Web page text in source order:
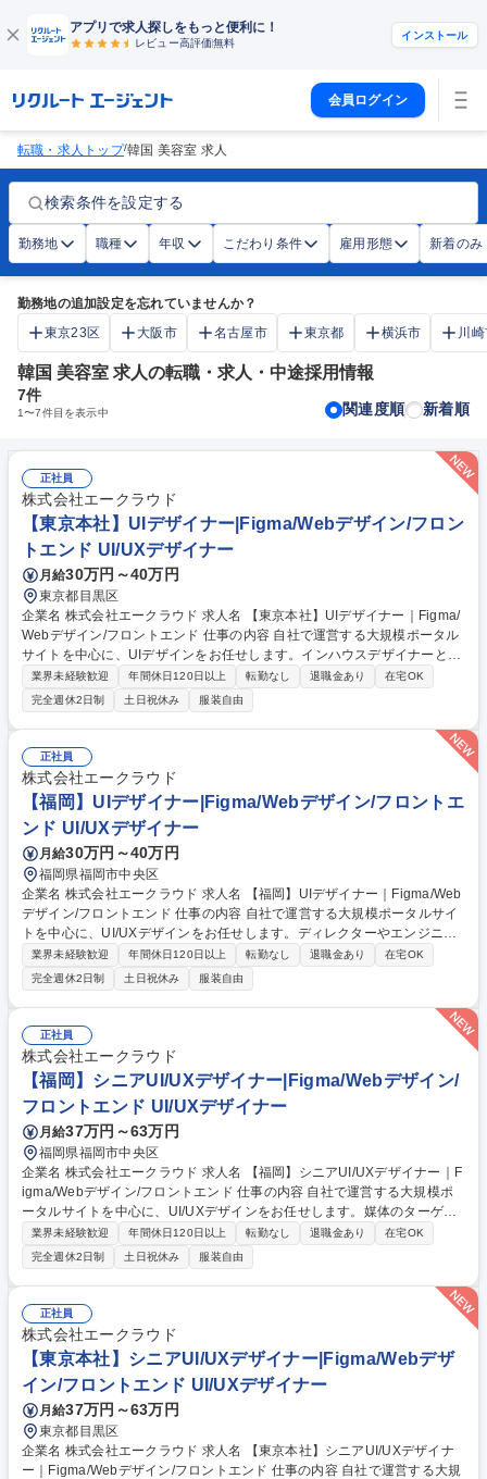
アプリで求人探しをもっと便利に！
レビュー高評価無料
インストール
会員ログイン
転職・求人トップ/韓国 美容室 求人
検索条件を設定する
勤務地 職種 年収 こだわり条件 雇用形態 新着のみ
勤務地の追加設定を忘れていませんか？
東京23区
大阪市 名古屋市 東京都 横浜市 川
韓国 美容室 求人の転職・求人・中途採用情報
7件
1〜7件目を表示中 関連度順 新着順
正社員
株式会社エークラウド
【東京本社】UIデザイナー|Figma/Webデザイン/フロン
トエンド UI/UXデザイナー
月給30万円～40万円
東京都目黒区
企業名 株式会社エークラウド 求人名 【東京本社】UIデザイナー｜Figma/
Webデザイン/フロントエンド 仕事の内容 自社で運営する大規模ポータル
サイトを中心に、UIデザインをお任せします。インハウスデザイナーとし
て、ディレクターやエンジニアと連携しながら、ユーザーにとって使いや
すい画面づくりを担当していただきます。 ■Webサービス・スマートフォ
ン向けUIデザイン ■ワイヤーフレームをもとにした画面デザイン制作 ■Fig
maを用いたUI制作 ■デザインシステム・コンポーネントを利用した画面設
計 ■ディレクター・エンジニアとの仕様確認 ■デザインレビューへの参
加・改善対応 募集職種 【東京本社】UIデザイナー｜Figma/Webデザイン/
フロントエンド
業界未経験歓迎 年間休日120日以上 転勤なし 退職金あり
在宅OK
完全週休2日制
土日祝休み 服装自由
正社員
株式会社エークラウド
【福岡】UIデザイナー|Figma/Webデザイン/フロントエ
ンド UI/UXデザイナー
月給30万円～40万円
福岡県福岡市中央区
企業名 株式会社エークラウド 求人名 【福岡】UIデザイナー｜Figma/Web
デザイン/フロントエンド 仕事の内容 自社で運営する大規模ポータルサイ
トを中心に、UI/UXデザインをお任せします。ディレクターやエンジニア
と連携しながら、ユーザーにとって使いやすい画面づくりを担当していた
だきます。 ■Webサービス・スマートフォン向けUIデザイン ■ワイヤーフ
レームをもとにした画面デザイン制作 ■Figmaを用いたUI制作 ■デザイン
システム・コンポーネントを利用した画面設計 ■ディレクター・エンジニ
アとの仕様確認 ■デザインレビューへの参加・改善対応 募集職種 【福
岡】UIデザイナー｜Figma/Webデザイン/フロントエンド
業界未経験歓迎 年間休日120日以上 転勤なし 退職金あり
在宅OK
完全週休2日制
土日祝休み 服装自由
正社員
株式会社エークラウド
【福岡】シニアUI/UXデザイナー|Figma/Webデザイン/
フロントエンド UI/UXデザイナー
月給37万円～63万円
福岡県福岡市中央区
企業名 株式会社エークラウド 求人名 【福岡】シニアUI/UXデザイナー｜F
igma/Webデザイン/フロントエンド 仕事の内容 自社で運営する大規模ポ
ータルサイトを中心に、UI/UXデザインをお任せします。媒体のターゲッ
トや目的に合わせ、戦略的なデザイン設計を行います。 ■課題定義、仮説
設計 ■UX / UI設計 ■データ分析、ユーザー／カスタマー調査 ■ポータルサ
イト内キャンペーンLPのデザイン ■ポスター・資料・POPなど販促物のデ
ザイン ※DTP制作は主にグラフィックチームが担当します 募集職種 【福
岡】シニアUI/UXデザイナー｜Figma/Webデザイン/フロントエンド
業界未経験歓迎 年間休日120日以上 転勤なし 退職金あり
在宅OK
完全週休2日制
土日祝休み 服装自由
正社員
株式会社エークラウド
【東京本社】シニアUI/UXデザイナー|Figma/Webデザ
イン/フロントエンド UI/UXデザイナー
月給37万円～63万円
東京都目黒区
企業名 株式会社エークラウド 求人名 【東京本社】シニアUI/UXデザイナ
ー｜Figma/Webデザイン/フロントエンド 仕事の内容 自社で運営する大規